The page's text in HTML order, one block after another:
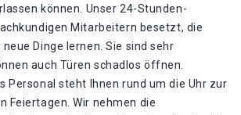
können. Unser 24-Stunden-
Mitarbeitern besetzt, die
Dinge lernen. Sie sind sehr
auch Türen schadlos öffnen.
Personal steht Ihnen rund um die Uhr zur
Feiertagen. Wir nehmen die